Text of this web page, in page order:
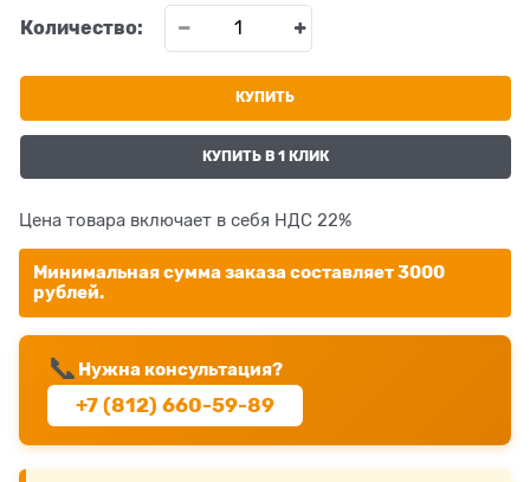
Количество:
КУПИТЬ
КУПИТЬ В 1 КЛИК
Цена товара включает в себя НДС 22%
Минимальная сумма заказа составляет 3000
рублей.
📞 Нужна консультация?
+7 (812) 660-59-89